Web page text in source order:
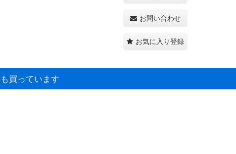
お問い合わせ
お気に入り登録
買っています